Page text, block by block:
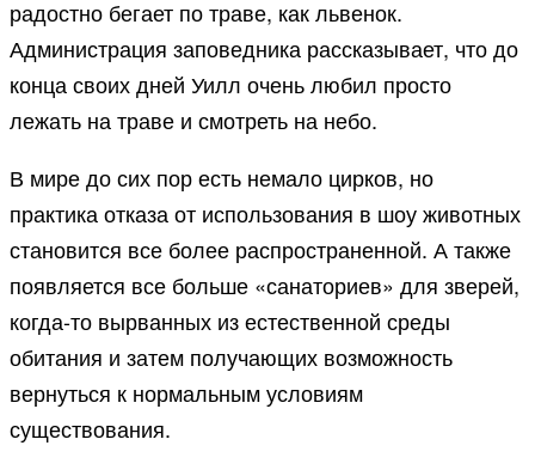
радостно бегает по траве, как львенок.
Администрация заповедника рассказывает, что до
конца своих дней Уилл очень любил просто
лежать на траве и смотреть на небо.
В мире до сих пор есть немало цирков, но
практика отказа от использования в шоу животных
становится все более распространенной. А также
появляется все больше «санаториев» для зверей,
когда-то вырванных из естественной среды
обитания и затем получающих возможность
вернуться к нормальным условиям
существования.